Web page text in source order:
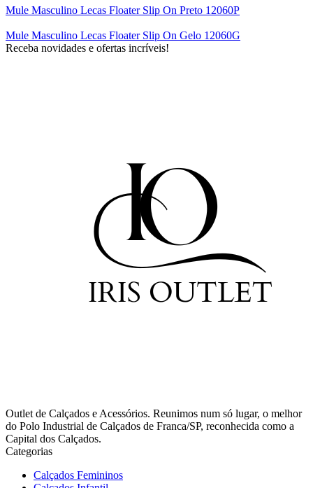
Mule Masculino Lecas Floater Slip On Preto 12060P
Mule Masculino Lecas Floater Slip On Gelo 12060G
Receba novidades e ofertas incríveis!
Outlet de Calçados e Acessórios. Reunimos num só lugar, o melhor
do Polo Industrial de Calçados de Franca/SP, reconhecida como a
Capital dos Calçados.
Categorias
Calçados Femininos